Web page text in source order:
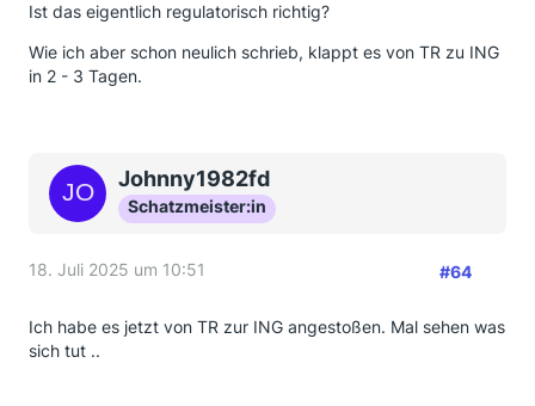
Ist das eigentlich regulatorisch richtig?
Wie ich aber schon neulich schrieb, klappt es von TR zu ING
in 2 - 3 Tagen.
Johnny1982fd
Schatzmeister:in
18. Juli 2025 um 10:51 #64
Ich habe es jetzt von TR zur ING angestoßen. Mal sehen was
sich tut ..